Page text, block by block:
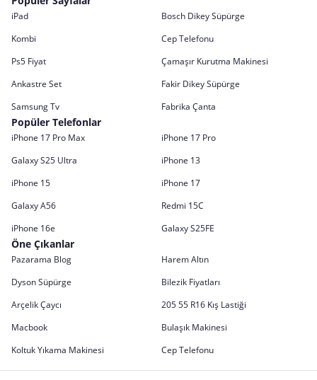
iPad
Bosch Dikey Süpürge
Kombi
Cep Telefonu
Ps5 Fiyat
Çamaşır Kurutma Makinesi
Ankastre Set
Fakir Dikey Süpürge
Samsung Tv
Fabrika Çanta
Popüler Telefonlar
iPhone 17 Pro Max
iPhone 17 Pro
Galaxy S25 Ultra
iPhone 13
iPhone 15
iPhone 17
Galaxy A56
Redmi 15C
iPhone 16e
Galaxy S25FE
Öne Çıkanlar
Pazarama Blog
Harem Altın
Dyson Süpürge
Bilezik Fiyatları
Arçelik Çaycı
205 55 R16 Kış Lastiği
Macbook
Bulaşık Makinesi
Koltuk Yıkama Makinesi
Cep Telefonu